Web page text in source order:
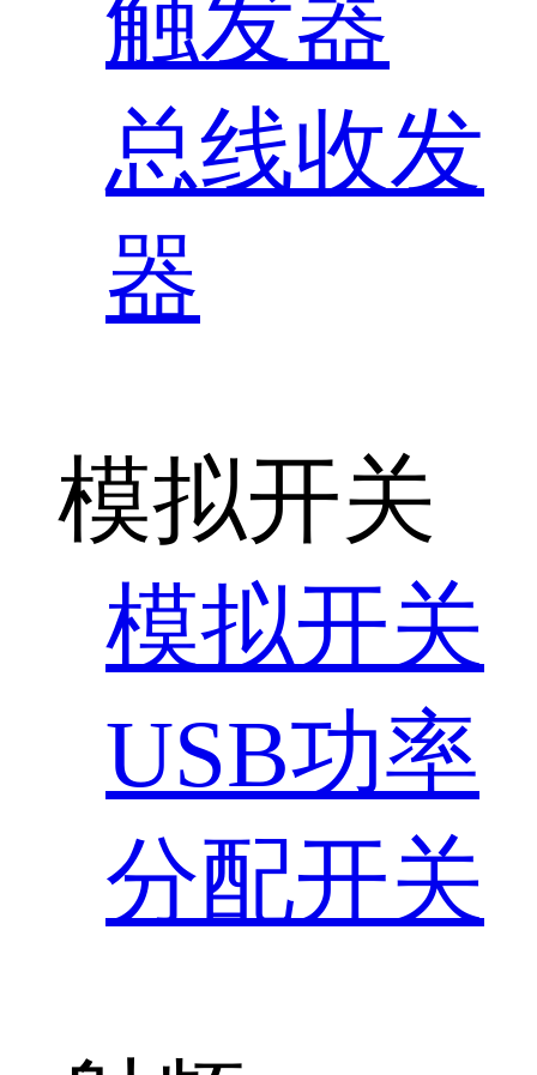
触发器
总线收发
器
模拟开关
模拟开关
USB功率
分配开关